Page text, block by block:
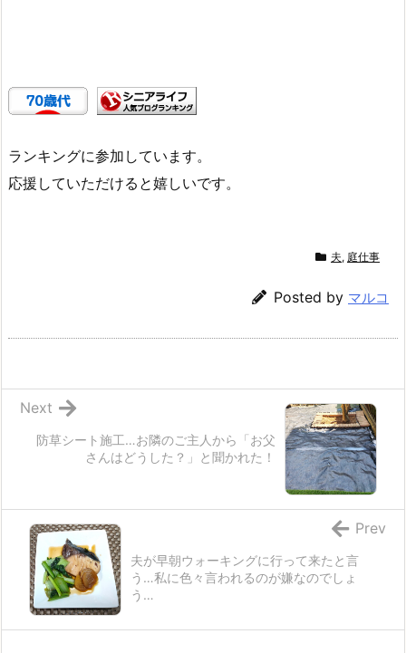
ランキングに参加しています。
応援していただけると嬉しいです。
夫, 庭仕事
Posted by マルコ
防草シート施工…お隣のご主人から「お父
さんはどうした？」と聞かれた！
Next
夫が早朝ウォーキングに行って来たと言
う…私に色々言われるのが嫌なのでしょ
う…
Prev